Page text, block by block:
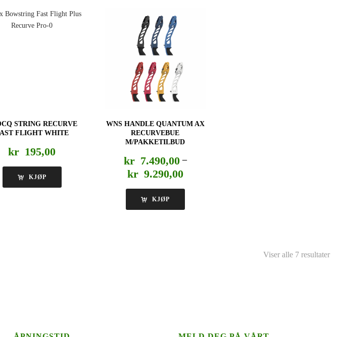
STRING RECURVE
FLIGHT WHITE
kr 195,00
KJØP
WNS HANDLE QUANTUM AX
RECURVEBUE
M/PAKKETILBUD
kr 7.490,00 –
kr 9.290,00Prisområde:
KJØP
Viser alle 7 resultater